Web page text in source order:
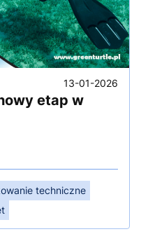
13-01-2026
etap w
techniczne